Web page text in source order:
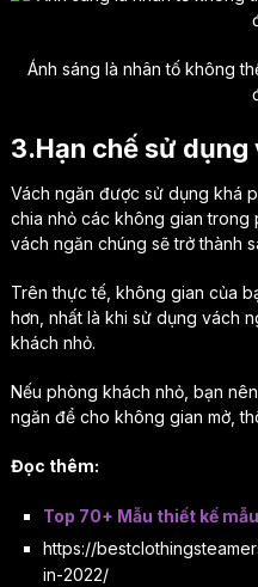
Ánh sáng là nhân tố không
3.Hạn chế sử dụng
Vách ngăn được sử dụng khá
chia nhỏ các không gian trong
vách ngăn chúng sẽ trở thành
Trên thực tế, không gian của
hơn, nhất là khi sử dụng vách
khách nhỏ.
Nếu phòng khách nhỏ, bạn
ngăn để cho không gian mở,
Đọc thêm:
Top 70+ Mẫu thiết kế
https://
in-2022/